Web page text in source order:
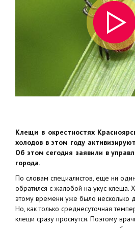
Клещи в окрестностях
холодов в этом году
Об этом сегодня заявили в
города.
По словам специалистов, еще ни
обратился с жалобой на укус
этому времени уже было несколько
Но, как только среднесуточная
клещи сразу проснутся. Поэтому